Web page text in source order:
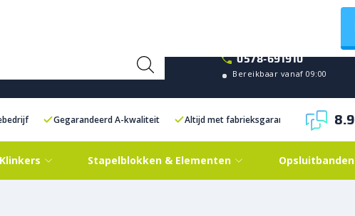
0578-691910
Bereikbaar vanaf 09:00
Gegarandeerd A-kwaliteit Altijd met fabrieksgarantie 8.9
Stapelblokken & Elementen Opsluitbanden